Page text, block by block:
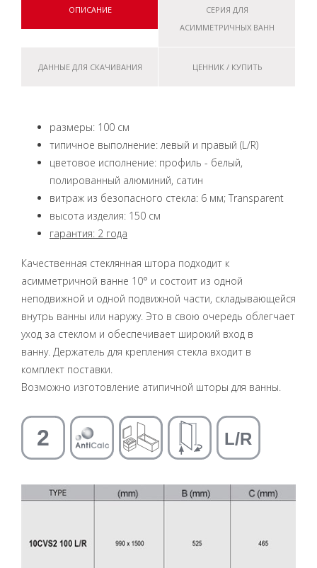
ОПИСАНИЕ
СЕРИЯ ДЛЯ
АСИММЕТРИЧНЫХ ВАНН
ДАННЫЕ ДЛЯ СКАЧИВАНИЯ ЦЕННИК / КУПИТЬ
размеры: 100 см
типичное выполнение: левый и правый (L/R)
цветовое исполнение: профиль - белый,
полированный алюминий, сатин
витраж из безопасного стекла: 6 мм; Transparent
высота изделия: 150 см
гарантия: 2 года
Качественная стеклянная штора подходит к
асимметричной ванне 10° и состоит из одной
неподвижной и одной подвижной части, складывающейся
внутрь ванны или наружу. Это в свою очередь облегчает
уход за стеклом и обеспечивает широкий вход в
ванну. Держатель для крепления стекла входит в
комплект поставки.
Возможно изготовление атипичной шторы для ванны.